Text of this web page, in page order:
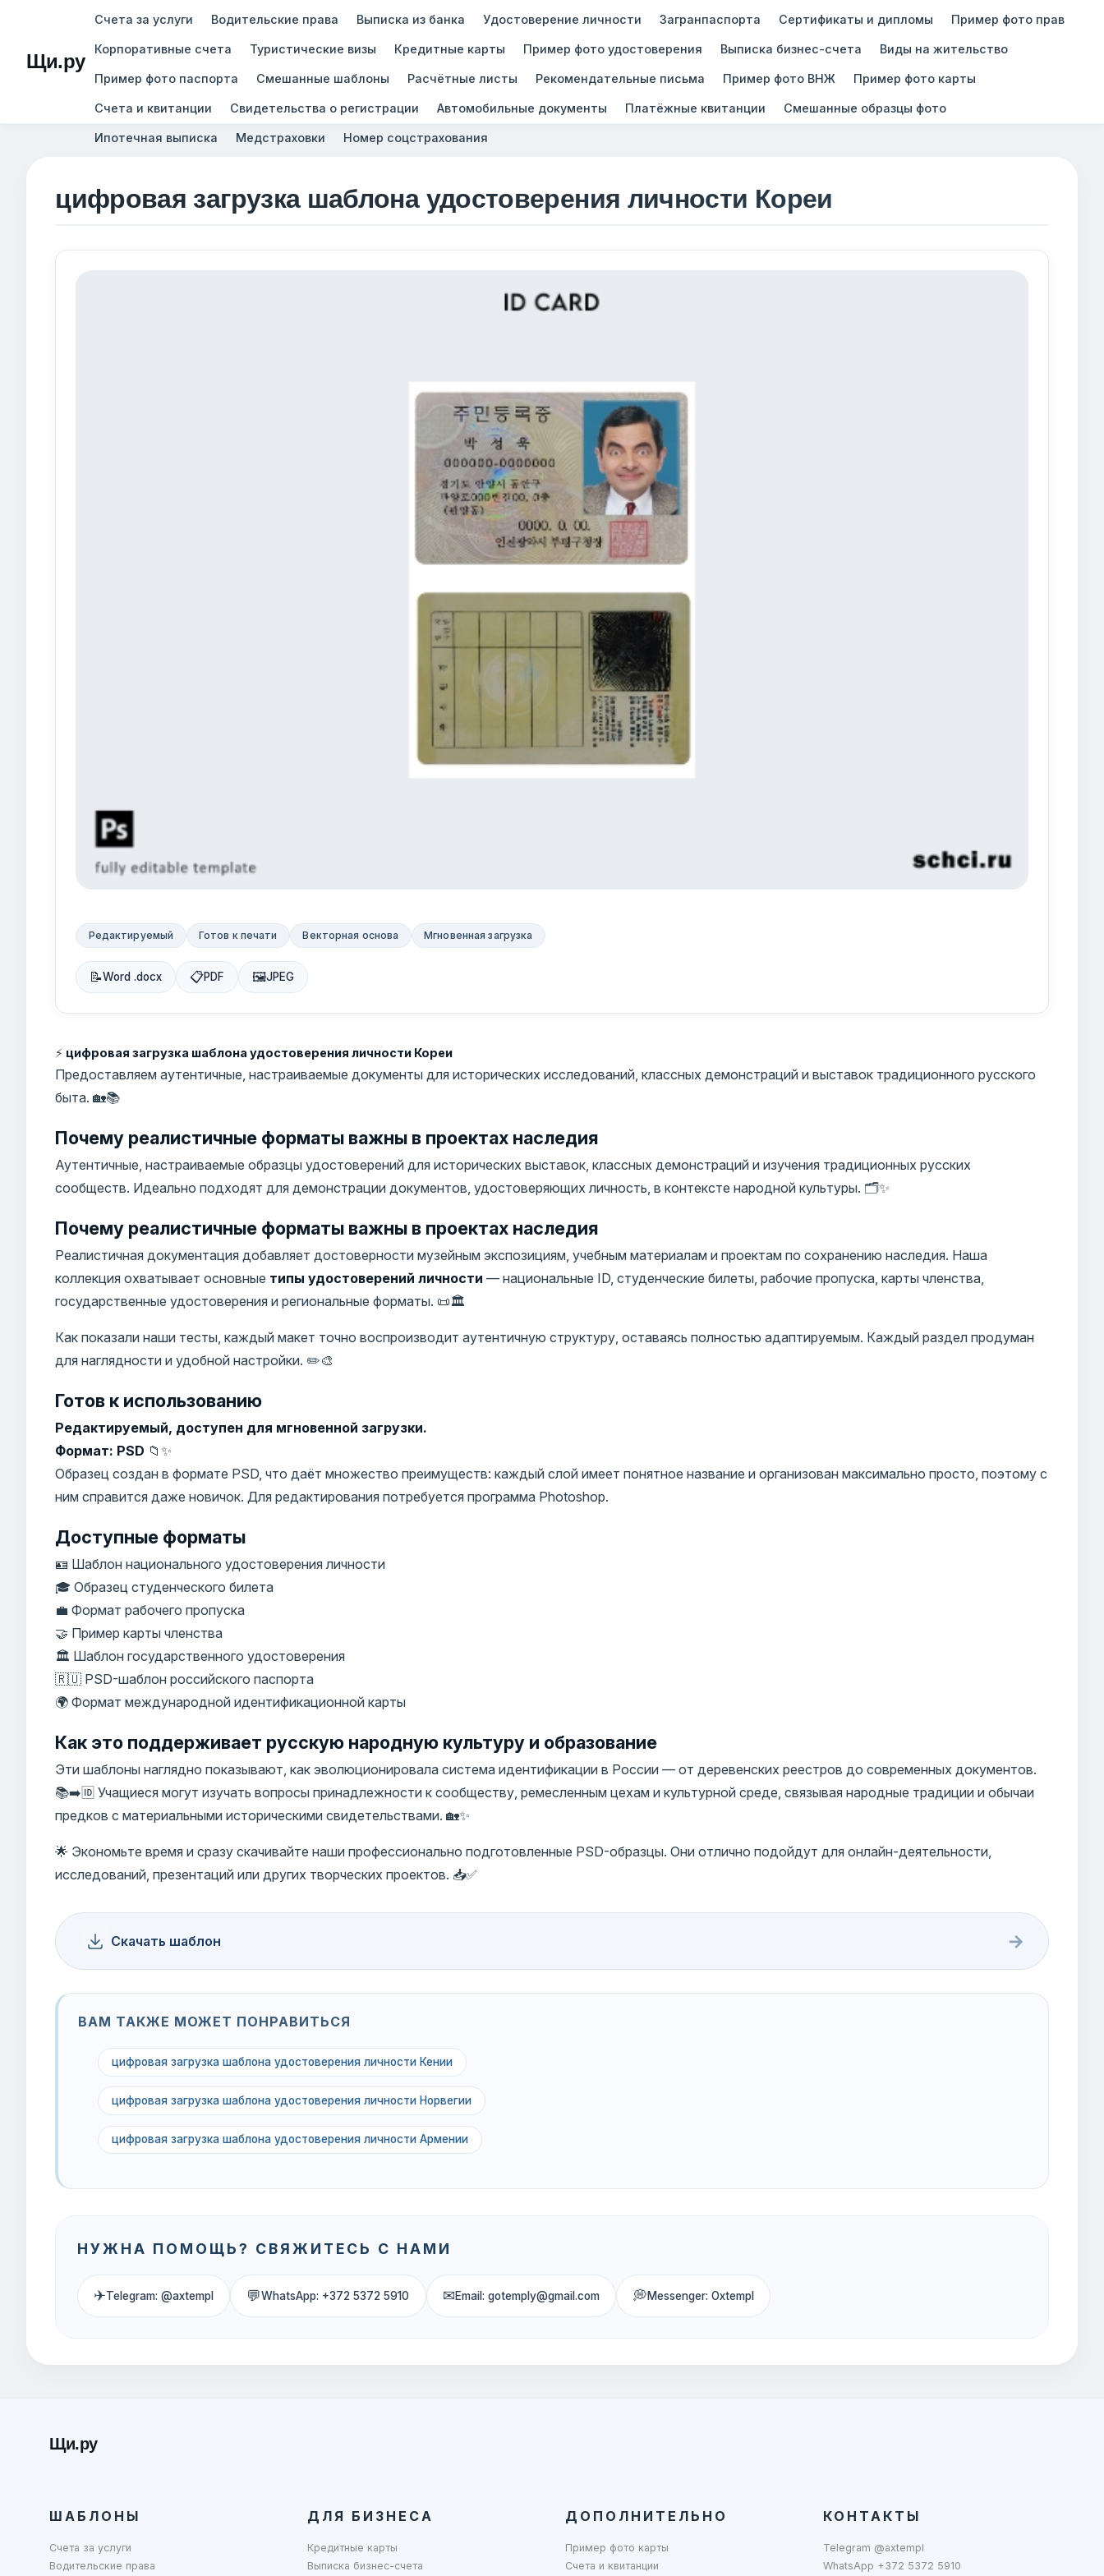
Щи.ру
Счета за услуги Водительские права Выписка из банка Удостоверение личности Загранпаспорта Сертификаты и дипломы Пример фото прав
Корпоративные счета Туристические визы Кредитные карты Пример фото удостоверения Выписка бизнес-счета Виды на жительство
Пример фото паспорта Смешанные шаблоны Расчётные листы Рекомендательные письма Пример фото ВНЖ Пример фото карты
Счета и квитанции Свидетельства о регистрации Автомобильные документы Платёжные квитанции Смешанные образцы фото
Ипотечная выписка Медстраховки Номер соцстрахования
цифровая загрузка шаблона удостоверения личности Кореи
Редактируемый Готов к печати Векторная основа Мгновенная загрузка
📝Word .docx 📋PDF 🖼JPEG
⚡ цифровая загрузка шаблона удостоверения личности Кореи
Предоставляем аутентичные, настраиваемые документы для исторических исследований, классных демонстраций и выставок традиционного русского
быта. 🏡📚
Почему реалистичные форматы важны в проектах наследия
Аутентичные, настраиваемые образцы удостоверений для исторических выставок, классных демонстраций и изучения традиционных русских
сообществ. Идеально подходят для демонстрации документов, удостоверяющих личность, в контексте народной культуры. 🗂️✨
Почему реалистичные форматы важны в проектах наследия
Реалистичная документация добавляет достоверности музейным экспозициям, учебным материалам и проектам по сохранению наследия. Наша
коллекция охватывает основные типы удостоверений личности — национальные ID, студенческие билеты, рабочие пропуска, карты членства,
государственные удостоверения и региональные форматы. 📜🏛️
Как показали наши тесты, каждый макет точно воспроизводит аутентичную структуру, оставаясь полностью адаптируемым. Каждый раздел продуман
для наглядности и удобной настройки. ✏️🎨
Готов к использованию
Редактируемый, доступен для мгновенной загрузки.
Формат: PSD 📁✨
Образец создан в формате PSD, что даёт множество преимуществ: каждый слой имеет понятное название и организован максимально просто, поэтому с
ним справится даже новичок. Для редактирования потребуется программа Photoshop.
Доступные форматы
🪪 Шаблон национального удостоверения личности
🎓 Образец студенческого билета
💼 Формат рабочего пропуска
🤝 Пример карты членства
🏛️ Шаблон государственного удостоверения
🇷🇺 PSD-шаблон российского паспорта
🌍 Формат международной идентификационной карты
Как это поддерживает русскую народную культуру и образование
Эти шаблоны наглядно показывают, как эволюционировала система идентификации в России — от деревенских реестров до современных документов.
📚➡️🆔 Учащиеся могут изучать вопросы принадлежности к сообществу, ремесленным цехам и культурной среде, связывая народные традиции и обычаи
предков с материальными историческими свидетельствами. 🏡✨
🌟 Экономьте время и сразу скачивайте наши профессионально подготовленные PSD-образцы. Они отлично подойдут для онлайн-деятельности,
исследований, презентаций или других творческих проектов. 📥✅
Скачать шаблон →
ВАМ ТАКЖЕ МОЖЕТ ПОНРАВИТЬСЯ
цифровая загрузка шаблона удостоверения личности Кении
цифровая загрузка шаблона удостоверения личности Норвегии
цифровая загрузка шаблона удостоверения личности Армении
НУЖНА ПОМОЩЬ? СВЯЖИТЕСЬ С НАМИ
✈Telegram: @axtempl 💬WhatsApp: +372 5372 5910 ✉Email: gotemply@gmail.com 💭Messenger: Oxtempl
Щи.ру
ШАБЛОНЫ
Счета за услуги
Водительские права
ДЛЯ БИЗНЕСА
Кредитные карты
Выписка бизнес-счета
ДОПОЛНИТЕЛЬНО
Пример фото карты
Счета и квитанции
КОНТАКТЫ
Telegram @axtempl
WhatsApp +372 5372 5910